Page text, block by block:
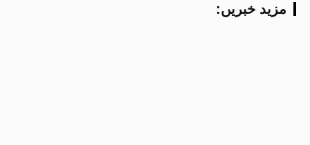
:مزید خبریں